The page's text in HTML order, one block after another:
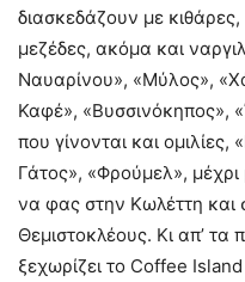
διασκεδάζουν με
μεζέδες, ακόμα και
Ναυαρίνου», «Μύλος»,
Καφέ», «Βυσσινόκηπος»,
που γίνονται και
Γάτος», «Φρούμελ»,
να φας στην Κωλέττη και
Θεμιστοκλέους. Κι απ’ τα
ξεχωρίζει το Coffee